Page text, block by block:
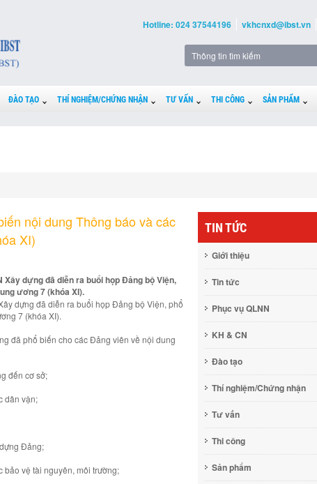
Hotline: 024 37544196 vkhcnxd@ibst.vn
ĐÀO TẠO THÍ NGHIỆM/CHỨNG NHẬN TƯ VẤN THI CÔNG SẢN PHẨM
nội dung Thông báo và các
XI)
dựng đã diễn ra buổi họp Đảng bộ Viện,
ương 7 (khóa XI).
dựng đã diễn ra buổi họp Đảng bộ Viện, phổ
7 (khóa XI).
đã phổ biến cho các Đảng viên về nội dung
đến cơ sở;
dân vận;
Đảng;
bảo vệ tài nguyên, môi trường;
TIN TỨC
Giới thiệu
Tin tức
Phục vụ QLNN
KH & CN
Đào tạo
Thí nghiệm/Chứng nhận
Tư vấn
Thi công
Sản phẩm